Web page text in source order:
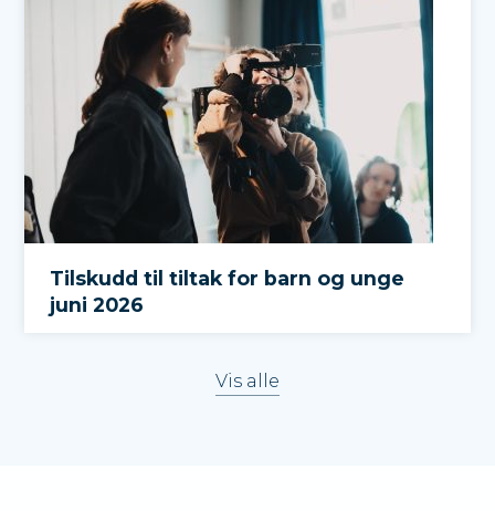
Tilskudd til tiltak for barn og unge
juni 2026
Vis alle